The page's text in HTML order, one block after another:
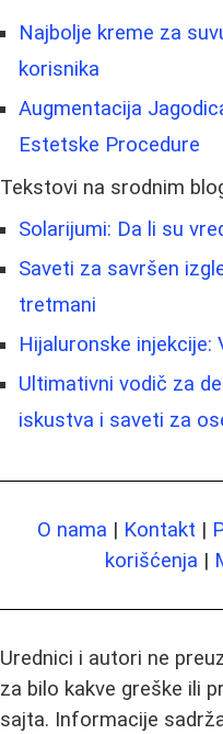
Najbolje kreme za
korisnika
Augmentacija
Estetske Procedure
Tekstovi na srodnim
Solarijumi: Da li su
Saveti za savršen
tretmani
Hijaluronske injekcije:
Ultimativni vodič za
iskustva i saveti za
O nama | Kontakt |
korišćenja |
Urednici i autori ne
za bilo kakve greške ili
sajta. Informacije